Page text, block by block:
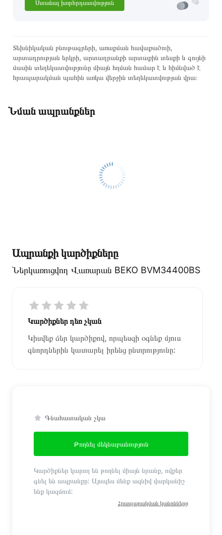
Ստանալ խորհրդատվություն
Տեխնիկական բնութագրերի, առաքման հավաքածուի,
արտադրության երկրի, արտադրանքի արտաքին տեսքի և գույնի
մասին տեղեկատվությունը միայն հղման համար է և հիմնված է
հրապարակման պահին առկա վերջին տեղեկատվության վրա։
Նման ապրանքներ
Ապրանքի կարծիքները
Ներկառուցվող Վառարան BEKO BVM34400BS
Կարծիքներ դեռ չկան
Կիսվեք ձեր կարծիքով, որպեսզի օգնեք մյուս
գնորդներին կատարել իրենց ընտրությունը:
Գնահատական չկա
Թողնել մեկնաբանություն
Կարծիքներ կարող են թողնել միայն նրանք, ովքեր
գնել են ապրանքը: Այսպես մենք ազնիվ վարկանիշ
ենք կազմում:
Հրապարակման կանոնները